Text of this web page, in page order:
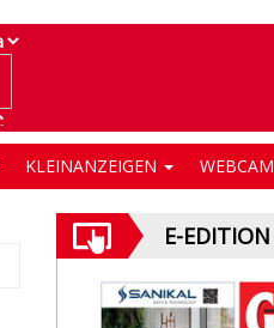
KLEINANZEIGEN WEBCAM
E-EDITION